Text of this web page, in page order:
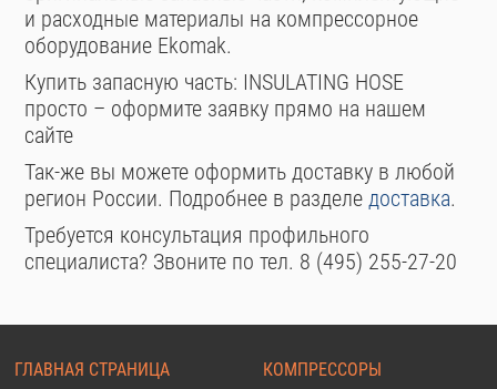
и расходные материалы на компрессорное
оборудование Ekomak.
Купить запасную часть: INSULATING HOSE
просто – оформите заявку прямо на нашем
сайте
Так-же вы можете оформить доставку в любой
регион России. Подробнее в разделедоставка.
Требуется консультация профильного
специалиста? Звоните по тел. 8 (495) 255-27-20
ГЛАВНАЯ СТРАНИЦА
КОМПРЕССОРЫ